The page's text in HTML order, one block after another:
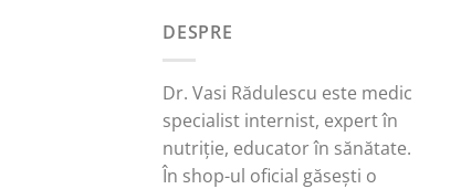
DESPRE
Dr. Vasi Rădulescu este medic
specialist internist, expert în
nutriție, educator în sănătate.
În shop-ul oficial găsești o